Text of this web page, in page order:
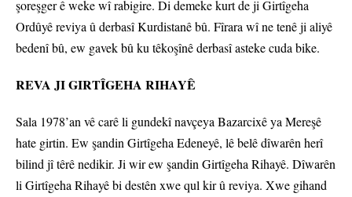
şoreşger ê weke wî rabigire. Di demeke kurt de ji Girtîgeha
Ordûyê reviya û derbasî Kurdistanê bû. Fîrara wî ne tenê ji aliyê
bedenî bû, ew gavek bû ku têkoşînê derbasî asteke cuda bike.
REVA JI GIRTÎGEHA RIHAYÊ
Sala 1978’an vê carê li gundekî navçeya Bazarcixê ya Mereşê
hate girtin. Ew şandin Girtîgeha Edeneyê, lê belê dîwarên herî
bilind jî têrê nedikir. Ji wir ew şandin Girtîgeha Rihayê. Dîwarên
li Girtîgeha Rihayê bi destên xwe qul kir û reviya. Xwe gihand